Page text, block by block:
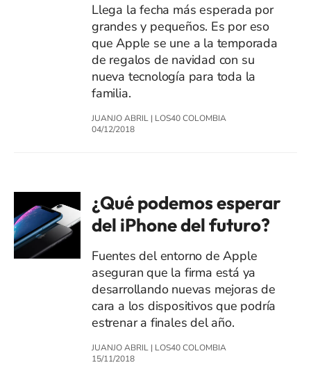
Llega la fecha más esperada por
grandes y pequeños. Es por eso
que Apple se une a la temporada
de regalos de navidad con su
nueva tecnología para toda la
familia.
JUANJO ABRIL | LOS40 COLOMBIA
04/12/2018
¿Qué podemos esperar
del iPhone del futuro?
Fuentes del entorno de Apple
aseguran que la firma está ya
desarrollando nuevas mejoras de
cara a los dispositivos que podría
estrenar a finales del año.
JUANJO ABRIL | LOS40 COLOMBIA
15/11/2018